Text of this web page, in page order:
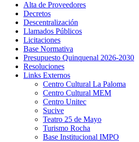
Alta de Proveedores
Decretos
Descentralización
Llamados Públicos
Licitaciones
Base Normativa
Presupuesto Quinquenal 2026-2030
Resoluciones
Links Externos
Centro Cultural La Paloma
Centro Cultural MEM
Centro Unitec
Sucive
Teatro 25 de Mayo
Turismo Rocha
Base Institucional IMPO